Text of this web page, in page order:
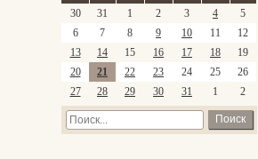
30
31 1 2 3 4
5
6
7 8 9 10 11
12
13
14 15 16 17 18
19
20
21 22 23 24 25
26
27
28 29 30 31 1 2
Поиск